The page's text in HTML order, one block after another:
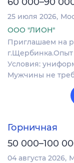
60 000–90
25 июля 2026
ООО "ЛИОН"
Приглашаем на
г.Щербинка.Опыт
Условия:
Мужчины не
Горничная
50 000–100
04 августа 2026